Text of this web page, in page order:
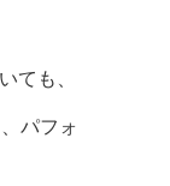
ても、
パフォ